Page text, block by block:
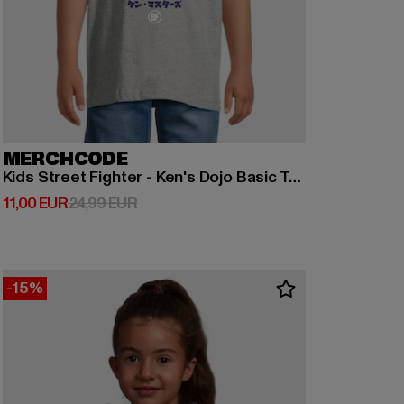
MERCHCODE
Kids Street Fighter - Ken's Dojo Basic T-Shirt
11,00 EUR
Derzeitiger Preis: 11,00 EUR
24,99 EURAktionspreis: 24,99 EUR
-15%